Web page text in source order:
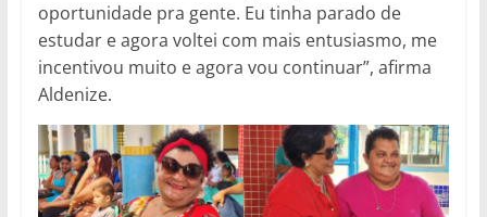
oportunidade pra gente. Eu tinha parado de
estudar e agora voltei com mais entusiasmo, me
incentivou muito e agora vou continuar”, afirma
Aldenize.